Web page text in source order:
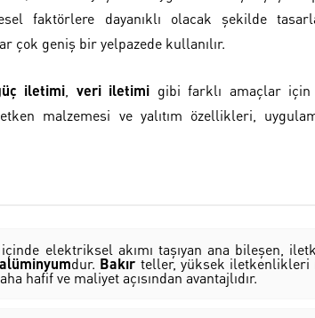
faktörlere dayanıklı olacak şekilde
çok geniş bir yelpazede kullanılır.
iletimi veri iletimi gibi farklı amaçlar için
malzemesi ve yalıtım özellikleri,
elektriksel akımı taşıyan ana bileşen,
alüminyumdur. Bakır teller, yüksek iletkenlikleri
hafif ve maliyet açısından avantajlıdır.